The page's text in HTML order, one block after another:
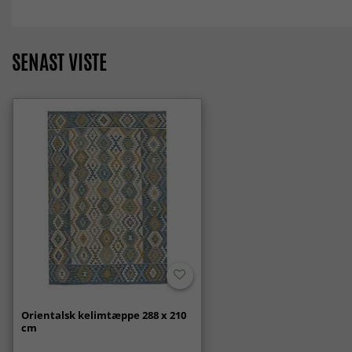
SENAST VISTE
Orientalsk kelimtæppe 288 x 210
cm